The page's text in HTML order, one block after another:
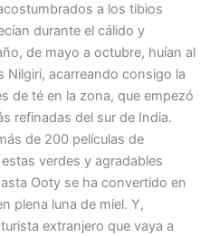
a los tibios
durante el cálido y
de mayo a octubre, huían al
acarreando consigo la
de té en la zona, que empezó
refinadas del sur de India.
de 200 películas de
verdes y agradables
Ooty se ha convertido en
plena luna de miel. Y,
extranjero que vaya a